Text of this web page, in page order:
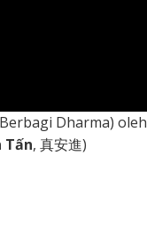
Dharma) oleh
Tấn, 真安進)